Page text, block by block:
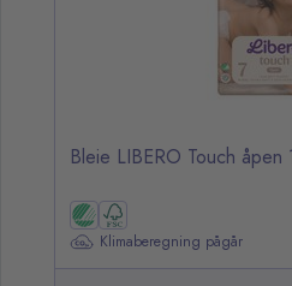
Bleie LIBERO Touch
Klimaberegning pågår